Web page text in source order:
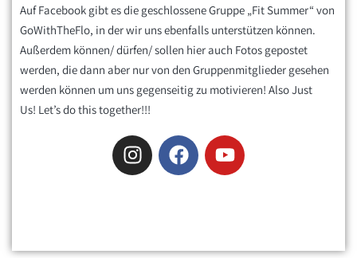
Auf Facebook gibt es die geschlossene Gruppe „Fit Summer“ von
GoWithTheFlo, in der wir uns ebenfalls unterstützen können.
Außerdem können/ dürfen/ sollen hier auch Fotos gepostet
werden, die dann aber nur von den Gruppenmitglieder gesehen
werden können um uns gegenseitig zu motivieren! AlsoJust
Us! Let’s do this together!!!